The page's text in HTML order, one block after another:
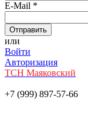
E-Mail *
или
Войти
Авторизация
ТСН Маяковский
+7 (999) 897-57-66